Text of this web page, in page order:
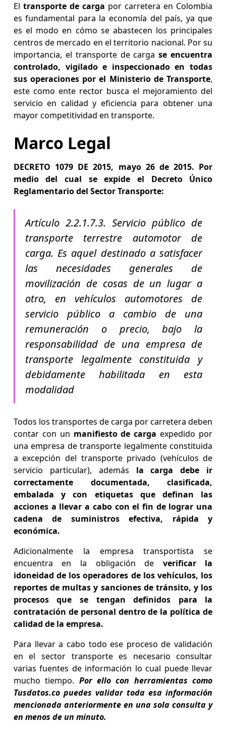
El transporte de carga por carretera en Colombia
es fundamental para la economía del país, ya que
es el modo en cómo se abastecen los principales
centros de mercado en el territorio nacional. Por su
importancia, el transporte de carga se encuentra
controlado, vigilado e inspeccionado en todas
sus operaciones por el Ministerio de Transporte,
este como ente rector busca el mejoramiento del
servicio en calidad y eficiencia para obtener una
mayor competitividad en transporte.
Marco Legal
DECRETO 1079 DE 2015, mayo 26 de 2015. Por
medio del cual se expide el Decreto Único
Reglamentario del Sector Transporte:
Artículo 2.2.1.7.3. Servicio público de
transporte terrestre automotor de
carga. Es aquel destinado a satisfacer
las necesidades generales de
movilización de cosas de un lugar a
otro, en vehículos automotores de
servicio público a cambio de una
remuneración o precio, bajo la
responsabilidad de una empresa de
transporte legalmente constituida y
debidamente habilitada en esta
modalidad
Todos los transportes de carga por carretera deben
contar con un manifiesto de cargaexpedido por
una empresa de transporte legalmente constituida
a excepción del transporte privado (vehículos de
servicio particular), además la carga debe ir
correctamente documentada, clasificada,
embalada y con etiquetas que definan las
acciones a llevar a cabo con el fin de lograr una
cadena de suministros efectiva, rápida y
económica.
Adicionalmente la empresa transportista se
encuentra en la obligación de verificar la
idoneidad de los operadores de los vehículos, los
reportes de multas y sanciones de tránsito, y los
procesos que se tengan definidos para la
contratación de personal dentro de la política de
calidad de la empresa.
Para llevar a cabo todo ese proceso de validación
en el sector transporte es necesario consultar
varias fuentes de información lo cual puede llevar
mucho tiempo. Por ello con herramientas como
Tusdatos.co puedes validar toda esa información
mencionada anteriormente en una sola consulta y
en menos de un minuto.